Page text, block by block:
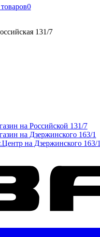
0
131/7
на Российской 131/7
на Дзержинского 163/1
на Дзержинского 163/1